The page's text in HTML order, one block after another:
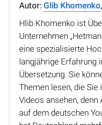
Autor: Glib Khomenko
Hlib Khomenko ist
Unternehmen
eine spezialisierte
langjährige Erfahrung
Übersetzung. Sie
Themen lesen, die
Videos ansehen,
auf dem deutschen